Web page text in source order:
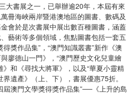
大書展之一，已舉辦逾20年，本屆有來
冊海峽兩岸暨港澳地區的圖書、數碼及
會於是次書展中展出數百種圖書，涵蓋
藝術等多個領域，焦點圖書包括一套五
獎作品集”，“澳門知識叢書”新作《澳
廖德山一門》，“澳門歷史文化兒童繪
》和《尋找大將軍》，以及“華夏小靈精
遺產》（上、下），書展優惠75折。
屆澳門文學獎得獎作品集”──《上升的島